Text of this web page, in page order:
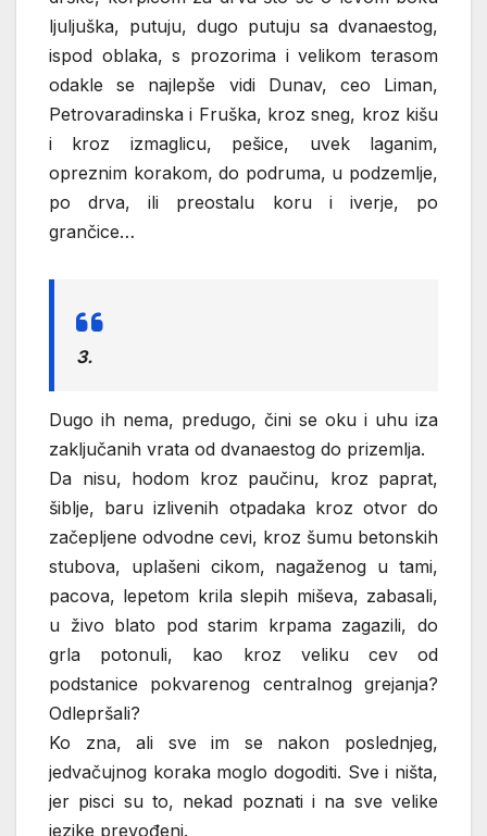
ljuljuška, putuju, dugo putuju sa dvanaestog,
ispod oblaka, s prozorima i velikom terasom
odakle se najlepše vidi Dunav, ceo Liman,
Petrovaradinska i Fruška, kroz sneg, kroz kišu
i kroz izmaglicu, pešice, uvek laganim,
opreznim korakom, do podruma, u podzemlje,
po drva, ili preostalu koru i iverje, po
grančice…
3.
Dugo ih nema, predugo, čini se oku i uhu iza
zaključanih vrata od dvanaestog do prizemlja.
Da nisu, hodom kroz paučinu, kroz paprat,
šiblje, baru izlivenih otpadaka kroz otvor do
začepljene odvodne cevi, kroz šumu betonskih
stubova, uplašeni cikom, nagaženog u tami,
pacova, lepetom krila slepih miševa, zabasali,
u živo blato pod starim krpama zagazili, do
grla potonuli, kao kroz veliku cev od
podstanice pokvarenog centralnog grejanja?
Odlepršali?
Ko zna, ali sve im se nakon poslednjeg,
jedvačujnog koraka moglo dogoditi. Sve i ništa,
jer pisci su to, nekad poznati i na sve velike
jezike prevođeni.